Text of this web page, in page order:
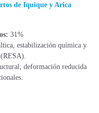
de Iquique y Arica​
31%
estabilización química y
deformación reducida